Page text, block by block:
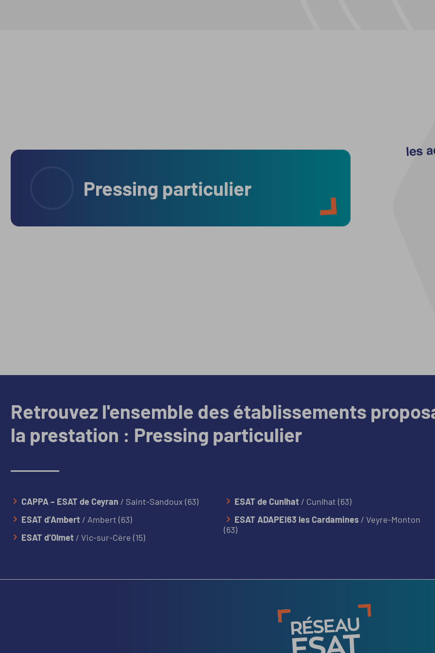
Pressing particulier
Retrouvez l'ensemble des établissements
la prestation : Pressing particulier
CAPPA – ESAT de Ceyran / Saint-Sandoux (63)
ESAT d’Ambert / Ambert (63)
ESAT d’Olmet / Vic-sur-Cère (15)
ESAT de Cunlhat/ Cunlhat (63)
ESAT ADAPEI63 les Cardamines/ Veyre-Monton
(63)